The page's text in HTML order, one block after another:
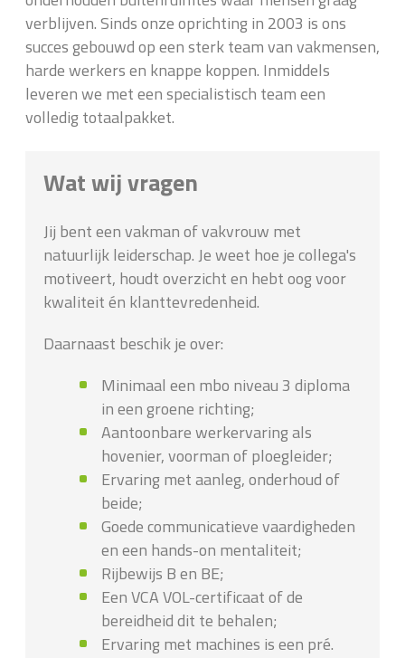
verblijven. Sinds onze oprichting in 2003 is ons
succes gebouwd op een sterk team van vakmensen,
harde werkers en knappe koppen. Inmiddels
leveren we met een specialistisch team een
volledig totaalpakket.
Wat wij vragen
Jij bent een vakman of vakvrouw met
natuurlijk leiderschap. Je weet hoe je collega's
motiveert, houdt overzicht en hebt oog voor
kwaliteit én klanttevredenheid.
Daarnaast beschik je over:
Minimaal een mbo niveau 3 diploma
in een groene richting;
Aantoonbare werkervaring als
hovenier, voorman of ploegleider;
Ervaring met aanleg, onderhoud of
beide;
Goede communicatieve vaardigheden
en een hands-on mentaliteit;
Rijbewijs B en BE;
Een VCA VOL-certificaat of de
bereidheid dit te behalen;
Ervaring met machines is een pré.